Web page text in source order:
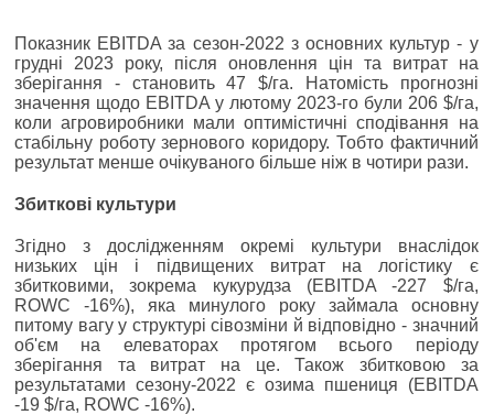
Показник EBITDA за сезон-2022 з основних культур - у
грудні 2023 року, після оновлення цін та витрат на
зберігання - становить 47 $/га. Натомість прогнозні
значення щодо EBITDA у лютому 2023-го були 206 $/га,
коли агровиробники мали оптимістичні сподівання на
стабільну роботу зернового коридору. Тобто фактичний
результат менше очікуваного більше ніж в чотири рази.
Збиткові культури
Згідно з дослідженням окремі культури внаслідок
низьких цін і підвищених витрат на логістику є
збитковими, зокрема кукурудза (EBITDA -227 $/га,
ROWC -16%), яка минулого року займала основну
питому вагу у структурі сівозміни й відповідно - значний
об'єм на елеваторах протягом всього періоду
зберігання та витрат на це. Також збитковою за
результатами сезону-2022 є озима пшениця (EBITDA
-19 $/га, ROWC -16%).